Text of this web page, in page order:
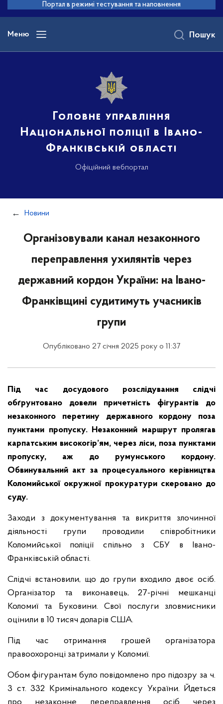
основного
вмісту
Портал в режимі тестування та наповнення
Меню
Головне управління
Національної поліції в Івано-
Франківській області
Офіційний вебпортал
Пошук
Новини
Організовували канал незаконного
переправлення ухилянтів через
державний кордон України: на Івано-
Франківщині судитимуть учасників
групи
Опубліковано 27 січня 2025 року о 11:37
Під час досудового розслідування слідчі
обґрунтовано довели причетність фігурантів до
незаконного перетину державного кордону поза
пунктами пропуску. Незаконний маршрут пролягав
карпатським високогір’ям, через ліси, поза пунктами
пропуску, аж до румунського кордону.
Обвинувальний акт за процесуального керівництва
Коломийської окружної прокуратури скеровано до
суду.
Заходи з документування та викриття злочинної
діяльності групи проводили співробітники
Коломийської поліції спільно з СБУ в Івано-
Франківській області.
Слідчі встановили, що до групи входило двоє осіб.
Організатор та виконавець, 27-річні мешканці
Коломиї та Буковини. Свої послуги зловмисники
оцінили в 10 тисяч доларів США.
Під час отримання грошей організатора
правоохоронці затримали у Коломиї.
Обом фігурантам було повідомлено про підозру за ч.
3 ст. 332 Кримінального кодексу України. Йдеться